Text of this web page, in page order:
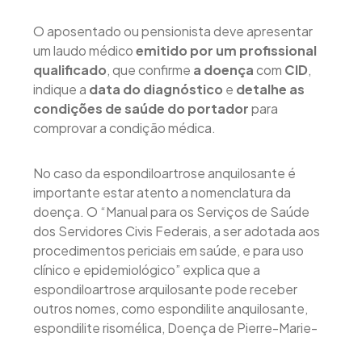
O aposentado ou pensionista deve apresentar
um laudo médicoemitido por um profissional
qualificado, que confirme a doençacom CID,
indique a data do diagnóstico e detalhe as
condições de saúde do portadorpara
comprovar a condição médica.
No caso da espondiloartrose anquilosante é
importante estar atento a nomenclatura da
doença. O “Manual para os Serviços de Saúde
dos Servidores Civis Federais, a ser adotada aos
procedimentos periciais em saúde, e para uso
clínico e epidemiológico” explica que a
espondiloartrose arquilosante pode receber
outros nomes, como espondilite anquilosante,
espondilite risomélica, Doença de Pierre-Marie-